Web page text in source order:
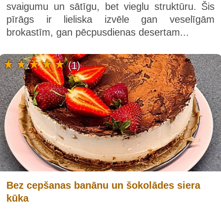
svaigumu un sātīgu, bet vieglu struktūru. Šis
pīrāgs ir lieliska izvēle gan veselīgām
brokastīm, gan pēcpusdienas desertam...
Bez cepšanas banānu un šokolādes siera
kūka
(1)